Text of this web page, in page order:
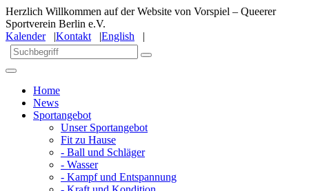
Herzlich Willkommen auf der Website von Vorspiel – Queerer
Sportverein Berlin e.V.
Kalender|Kontakt |English |
Home
News
Sportangebot
Unser Sportangebot
Fit zu Hause
- Ball und Schläger
- Wasser
- Kampf und Entspannung